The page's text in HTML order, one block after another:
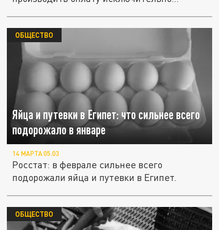
Яйца и путевки в Египет: что сильнее всего
подорожало в январе
ОБЩЕСТВО
14 МАРТА 05:03
Росстат: в феврале сильнее всего
подорожали яйца и путевки в Египет.
ОБЩЕСТВО